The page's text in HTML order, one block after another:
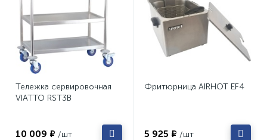
Тележка сервировочная
VIATTO RST3B
10 009 ₽ /шт
Фритюрница AIRHOT EF4
5 925 ₽ /шт